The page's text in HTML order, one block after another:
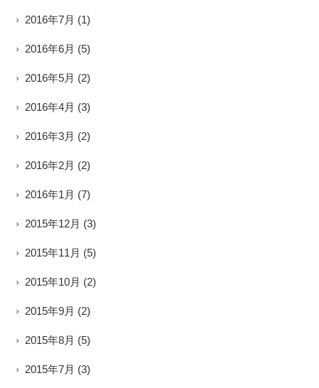
2016年7月 (1)
2016年6月 (5)
2016年5月 (2)
2016年4月 (3)
2016年3月 (2)
2016年2月 (2)
2016年1月 (7)
2015年12月 (3)
2015年11月 (5)
2015年10月 (2)
2015年9月 (2)
2015年8月 (5)
2015年7月 (3)